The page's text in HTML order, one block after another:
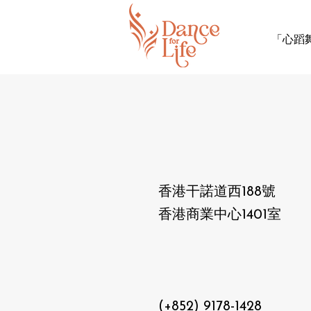
「心蹈
香港干諾道西188號
香港商業中心1401室
(+852) 9178-1428